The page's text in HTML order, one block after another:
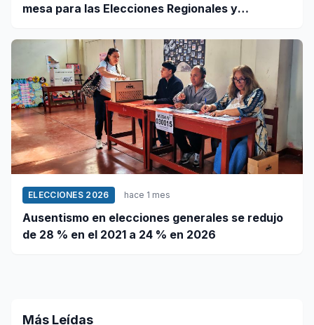
mesa para las Elecciones Regionales y
ELECCIONES 2026 hace 1 mes
Ausentismo en elecciones generales se redujo
de 28 % en el 2021 a 24 % en 2026
Más Leídas